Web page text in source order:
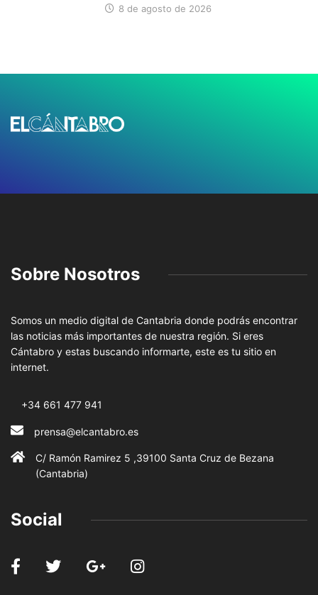
8 de agosto de 2026
Sobre Nosotros
Somos un medio digital de Cantabria donde podrás encontrar
las noticias más importantes de nuestra región. Si eres
Cántabro y estas buscando informarte, este es tu sitio en
internet.
+34 661 477 941
prensa@elcantabro.es
C/ Ramón Ramirez 5 ,39100 Santa Cruz de Bezana
(Cantabria)
Social